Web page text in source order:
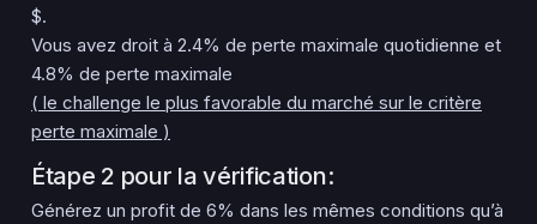
$.
Vous avez droit à 2.4% de perte maximale quotidienne et
4.8% de perte maximale
( le challenge le plus favorable du marché sur le critère
perte maximale )
Étape 2 pour la vérification:
Générez un profit de 6% dans les mêmes conditions qu’à